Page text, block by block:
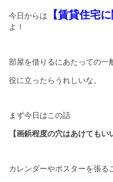
今日からは 【賃貸住宅
よ！
部屋を借りるにあたっての一
役に立ったらうれしいな。
まず今日はこの話
【画鋲程度の穴はあけてもい
カレンダーやポスターを張る